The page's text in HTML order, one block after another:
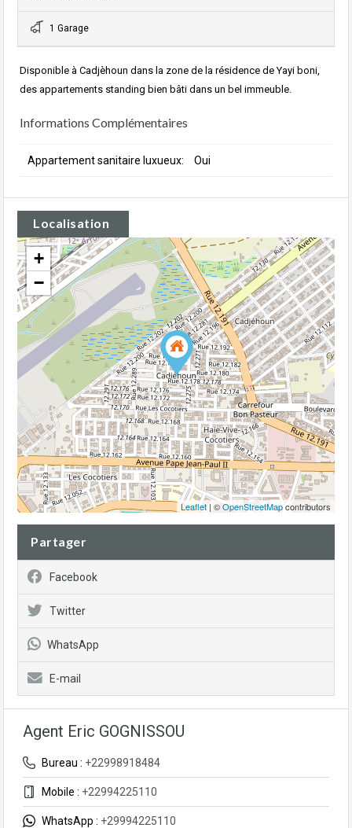
1 Garage
Disponible à Cadjèhoun dans la zone de la résidence de Yayi boni,
des appartements standing bien bâti dans un bel immeuble.
Informations Complémentaires
Appartement sanitaire luxueux: Oui
Localisation
+
−
Leaflet | ©OpenStreetMapcontributors
Partager
Facebook
Twitter
WhatsApp
E-mail
Agent Eric GOGNISSOU
Bureau : +22998918484
Mobile : +22994225110
WhatsApp : +29994225110